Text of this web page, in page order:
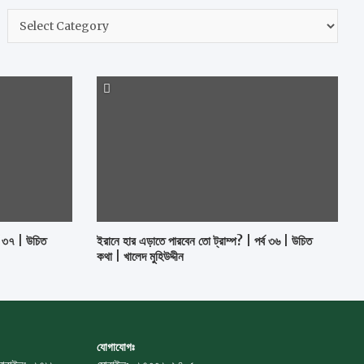
h
করুন
৩৭ | উচিত
ইরানে হার এড়াতে পারবেন তো ট্রাম্প? | পর্ব ৩৬ | উচিত
কথা | খালেদ মুহিউদ্দীন
যোগাযোগঃ